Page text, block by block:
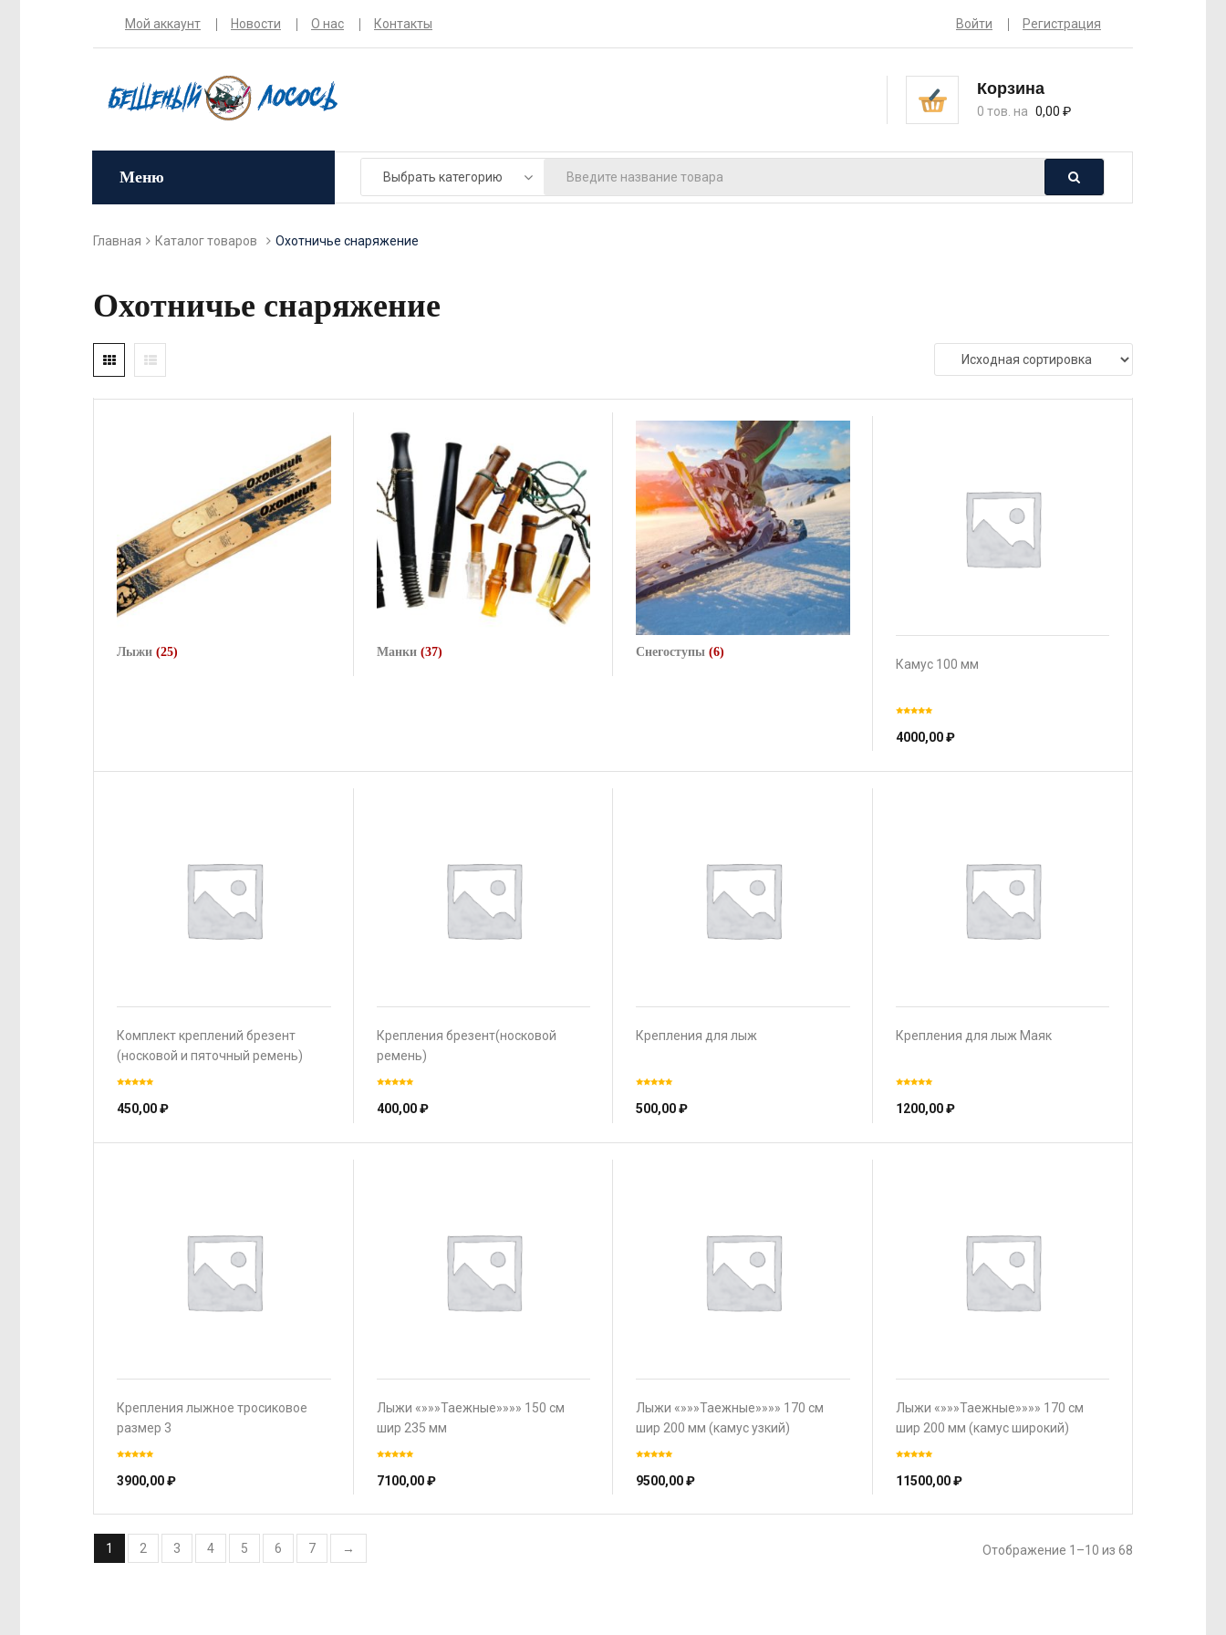
Мой аккаунт Новости О нас Контакты Войти Регистрация
Корзина
0 тов. на 0,00 ₽
Меню
Главная Каталог товаров Охотничье снаряжение
Охотничье снаряжение
Лыжи (25) Манки (37) Снегоступы (6)
Камус 100 мм
4000,00₽
Комплект креплений брезент
(носковой и пяточный ремень)
450,00₽
Крепления брезент(носковой
ремень)
400,00₽
Крепления для лыж
500,00₽
Крепления для лыж Маяк
1200,00₽
Крепления лыжное тросиковое
размер 3
3900,00₽
Лыжи «»»»Таежные»»»» 150 см
шир 235 мм
7100,00₽
Лыжи «»»»Таежные»»»» 170 см
шир 200 мм (камус узкий)
9500,00₽
Лыжи «»»»Таежные»»»» 170 см
шир 200 мм (камус широкий)
11500,00₽
1 2 3 4 5 6 7 → Отображение 1–10 из 68